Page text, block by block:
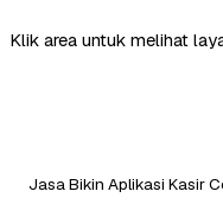
Klik area untuk melihat
Jasa Bikin Aplikasi Kasir